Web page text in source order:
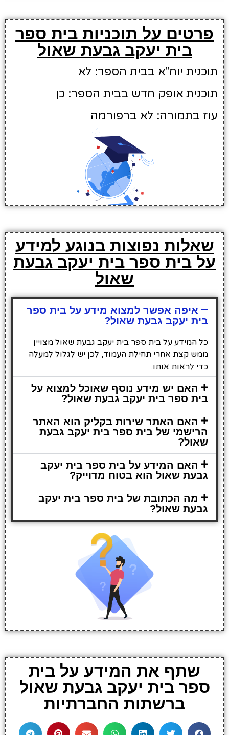
פרטים על תוכניות בית ספר
בית יעקב גבעת שאול
תוכנית יוח"א בבית הספר: לא
תוכנית אופק חדש בבית הספר: כן
עוז בתמורה: לא ברפורמה
שאלות נפוצות בנוגע למידע
על בית ספר בית יעקב גבעת
שאול
איפה אפשר למצוא מידע על בית ספר
בית יעקב גבעת שאול?
כל המידע על בית ספר בית יעקב גבעת שאול מצויין
ממש קצת אחרי תחילת העמוד, לכן יש לגלול למעלה
כדי לראות אותו.
האם יש מידע נוסף שאוכל למצוא על
בית ספר בית יעקב גבעת שאול?
האם האתר שירות בקליק הוא האתר
הרישמי של בית ספר בית יעקב גבעת
שאול?
האם המידע על בית ספר בית יעקב
גבעת שאול הוא בטוח מדוייק?
מה הכתובת של בית ספר בית יעקב
גבעת שאול?
שתף את המידע על בית
ספר בית יעקב גבעת שאול
ברשתות החברתיות